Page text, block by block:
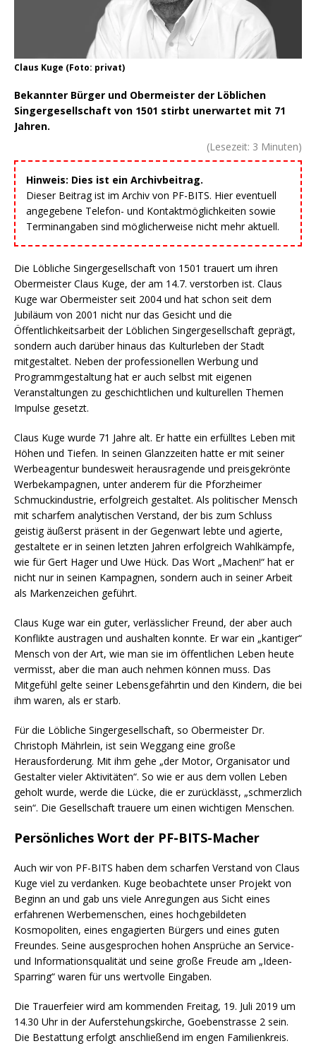
Claus Kuge (Foto: privat)
Bekannter Bürger und Obermeister der Löblichen
Singergesellschaft von 1501 stirbt unerwartet mit 71
Jahren.
(Lesezeit: 3 Minuten)
Hinweis: Dies ist ein Archivbeitrag.
Dieser Beitrag ist im Archiv von PF-BITS. Hier eventuell
angegebene Telefon- und Kontaktmöglichkeiten sowie
Terminangaben sind möglicherweise nicht mehr aktuell.
Die Löbliche Singergesellschaft von 1501 trauert um ihren
Obermeister Claus Kuge, der am 14.7. verstorben ist. Claus
Kuge war Obermeister seit 2004 und hat schon seit dem
Jubiläum von 2001 nicht nur das Gesicht und die
Öffentlichkeitsarbeit der Löblichen Singergesellschaft geprägt,
sondern auch darüber hinaus das Kulturleben der Stadt
mitgestaltet. Neben der professionellen Werbung und
Programmgestaltung hat er auch selbst mit eigenen
Veranstaltungen zu geschichtlichen und kulturellen Themen
Impulse gesetzt.
Claus Kuge wurde 71 Jahre alt. Er hatte ein erfülltes Leben mit
Höhen und Tiefen. In seinen Glanzzeiten hatte er mit seiner
Werbeagentur bundesweit herausragende und preisgekrönte
Werbekampagnen, unter anderem für die Pforzheimer
Schmuckindustrie, erfolgreich gestaltet. Als politischer Mensch
mit scharfem analytischen Verstand, der bis zum Schluss
geistig äußerst präsent in der Gegenwart lebte und agierte,
gestaltete er in seinen letzten Jahren erfolgreich Wahlkämpfe,
wie für Gert Hager und Uwe Hück. Das Wort „Machen!“ hat er
nicht nur in seinen Kampagnen, sondern auch in seiner Arbeit
als Markenzeichen geführt.
Claus Kuge war ein guter, verlässlicher Freund, der aber auch
Konflikte austragen und aushalten konnte. Er war ein „kantiger“
Mensch von der Art, wie man sie im öffentlichen Leben heute
vermisst, aber die man auch nehmen können muss. Das
Mitgefühl gelte seiner Lebensgefährtin und den Kindern, die bei
ihm waren, als er starb.
Für die Löbliche Singergesellschaft, so Obermeister Dr.
Christoph Mährlein, ist sein Weggang eine große
Herausforderung. Mit ihm gehe „der Motor, Organisator und
Gestalter vieler Aktivitäten“. So wie er aus dem vollen Leben
geholt wurde, werde die Lücke, die er zurücklässt, „schmerzlich
sein“. Die Gesellschaft trauere um einen wichtigen Menschen.
Persönliches Wort der PF-BITS-Macher
Auch wir von PF-BITS haben dem scharfen Verstand von Claus
Kuge viel zu verdanken. Kuge beobachtete unser Projekt von
Beginn an und gab uns viele Anregungen aus Sicht eines
erfahrenen Werbemenschen, eines hochgebildeten
Kosmopoliten, eines engagierten Bürgers und eines guten
Freundes. Seine ausgesprochen hohen Ansprüche an Service-
und Informationsqualität und seine große Freude am „Ideen-
Sparring“ waren für uns wertvolle Eingaben.
Die Trauerfeier wird am kommenden Freitag, 19. Juli 2019 um
14.30 Uhr in der Auferstehungskirche, Goebenstrasse 2 sein.
Die Bestattung erfolgt anschließend im engen Familienkreis.